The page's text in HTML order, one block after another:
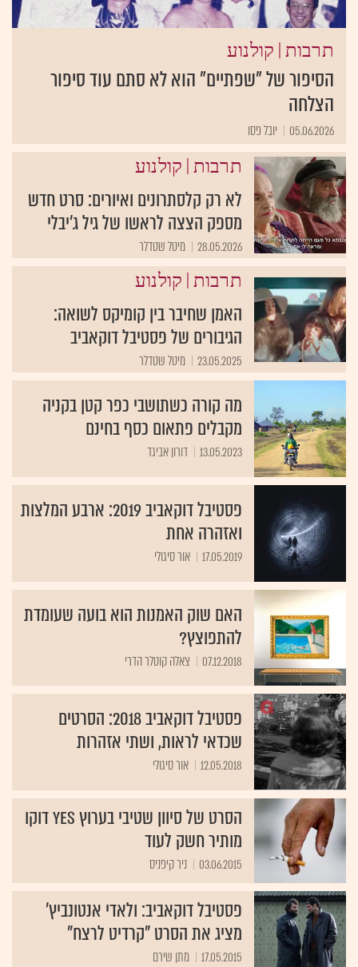
תרבות | קולנוע
הסיפור של "שפתיים" הוא לא סתם עוד סיפור
הצלחה
05.06.2026 יובל פסו
תרבות | קולנוע
לא רק קלסתרונים ואיורים: סרט חדש
מספק הצצה לראשו של גיל ג'יבלי
28.05.2026 מיטל שטדלר
תרבות | קולנוע
האמן שחיבר בין קומיקס לשואה:
הגיבורים של פסטיבל דוקאביב
23.05.2025 מיטל שטדלר
מה קורה כשתושבי כפר קטן בקניה
מקבלים פתאום כסף בחינם
13.05.2023 דורון אביגד
פסטיבל דוקאביב 2019: ארבע המלצות
ואזהרה אחת
17.05.2019 אור סיגולי
האם שוק האמנות הוא בועה שעומדת
להתפוצץ?
07.12.2018 צאלה קוטלר הדרי
פסטיבל דוקאביב 2018: הסרטים
שכדאי לראות, ושתי אזהרות
12.05.2018 אור סיגולי
הסרט של סיוון שטיבי בערוץ yes דוקו
מותיר חשק לעוד
03.06.2015 ניר קיפניס
פסטיבל דוקאביב: ולאדי אנטונביץ'
מציג את הסרט "קרדיט לרצח"
17.05.2015 מתן שירם